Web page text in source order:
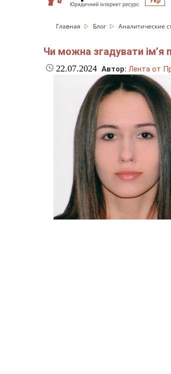
Главная Блог Аналитические
Чи можна згадувати імʼя
22.07.2024 Автор: Лента от